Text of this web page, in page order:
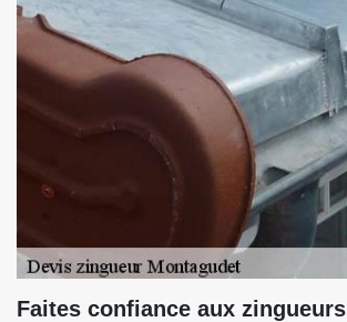
Faites confiance aux zingueurs